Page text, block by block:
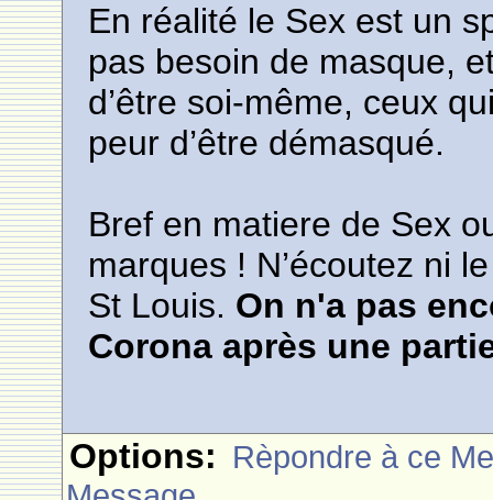
En réalité le Sex est un
pas besoin de masque,
d’être soi-même, ceux
peur d’être démasqué.
Bref en matiere de Sex
marques ! N’écoutez ni
St Louis. On n'a pas
Corona après une
Options: Rèpondre à ce